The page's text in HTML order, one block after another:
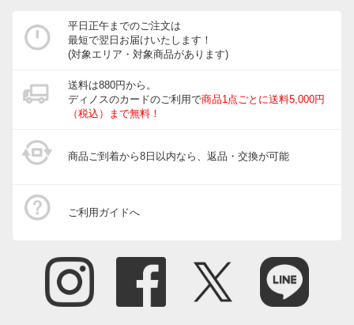
神奈川県
亜麻のような繊維に撥水コーティングだと思っていた
ら、実際はビニールコーティングクロスでした。少し離
れてみると布に見えますが、手触りはビニールそのもの
でテーブルに掛けるとビニール特有のこわばりが出ま
す。商品に付いている紙タグに、ぼやけるくらい小さく
Teflonが記載されていますが本当でしょうか。単独の札
店舗で手に取って確認していたら買わなかったです。
商品担当者より
平日正午までのご注文は
最短で翌日お届けいたします！
(対象エリア・対象商品があります)
送料は880円から。
ディノスのカードのご利用で商品1点ごとに送料5,000円
（税込）まで無料！
商品ご到着から8日以内なら、返品・交換が可能
ご利用ガイドへ